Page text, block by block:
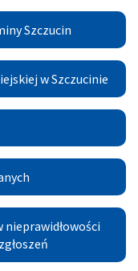
Szczucin
w Szczucinie
nieprawidłowości